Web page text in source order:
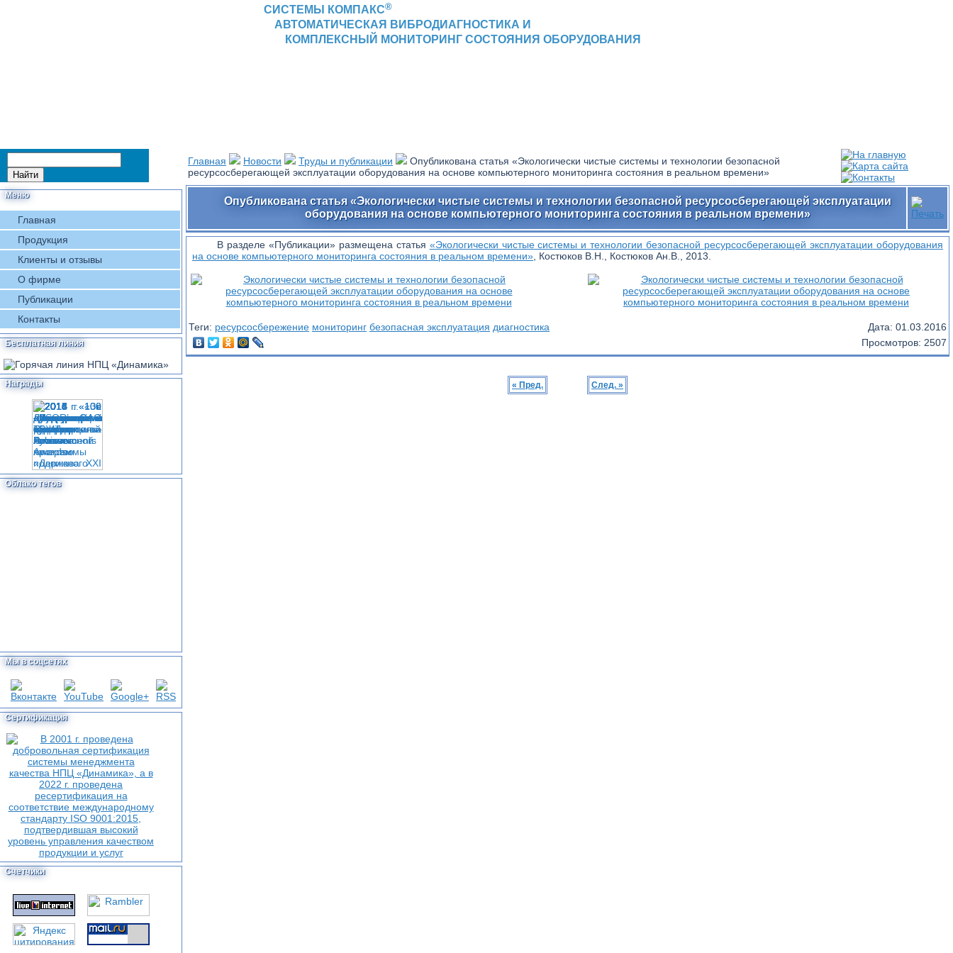
СИСТЕМЫ КОМПАКС®
АВТОМАТИЧЕСКАЯ ВИБРОДИАГНОСТИКА И
КОМПЛЕКСНЫЙ МОНИТОРИНГ СОСТОЯНИЯ ОБОРУДОВАНИЯ
Меню
Главная
Продукция
Клиенты и отзывы
О фирме
Публикации
Контакты
Бесплатная линия
Награды
Облако тегов
Мы в соцсетях
Сертификация
Счетчики
Главная Новости Труды и публикации
Опубликована статья «Экологически чистые системы и технологии безопасной
ресурсосберегающей эксплуатации оборудования на основе компьютерного мониторинга состояния в реальном времени»
Опубликована статья «Экологически чистые системы и технологии безопасной ресурсосберегающей эксплуатации
оборудования на основе компьютерного мониторинга состояния в реальном времени»
В разделе «Публикации» размещена статья «Экологически чистые системы и технологии безопасной ресурсосберегающей эксплуатации оборудования
на основе компьютерного мониторинга состояния в реальном времени» , Костюков В.Н., Костюков Ан.В., 2013.
Теги: ресурсосбережение мониторинг безопасная эксплуатация диагностика Дата: 01.03.2016
Просмотров: 2507
« Пред. След. »